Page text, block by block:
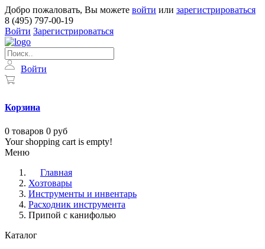
Добро пожаловать, Вы можете войти или зарегистрироваться
8 (495) 797-00-19
Войти Зарегистрироваться
Войти
Корзина
0 товаров 0 руб
Your shopping cart is empty!
Меню
Главная
Хозтовары
Инструменты и инвентарь
Расходник инструмента
Припой с канифолью
Каталог